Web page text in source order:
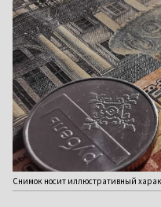
Снимок носит иллюстративный